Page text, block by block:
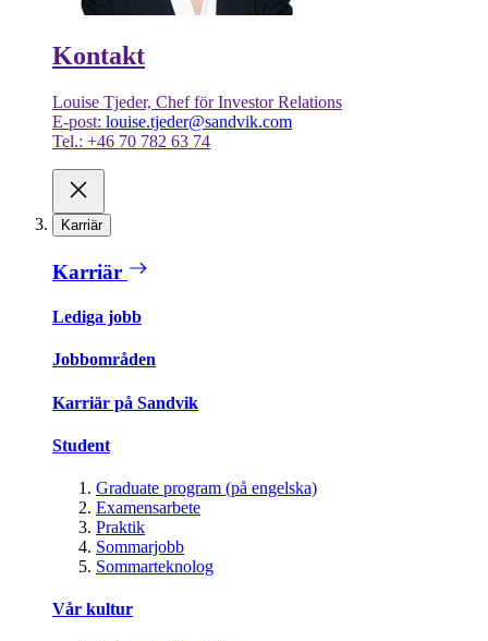
Kontakt
Louise Tjeder, Chef för Investor Relations
E-post: louise.tjeder@sandvik.com
Tel.: +46 70 782 63 74
Karriär
Karriär
Lediga jobb
Jobbområden
Karriär på Sandvik
Student
Graduate program (på engelska)
Examensarbete
Praktik
Sommarjobb
Sommarteknolog
Vår kultur